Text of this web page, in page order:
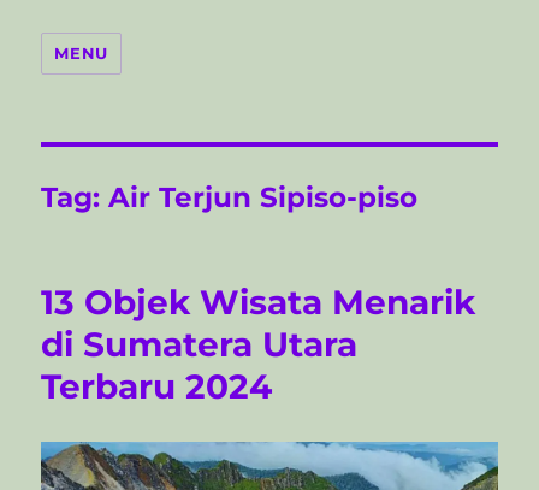
MENU
Tag:Air Terjun Sipiso-piso
13 Objek Wisata Menarik
di Sumatera Utara
Terbaru 2024